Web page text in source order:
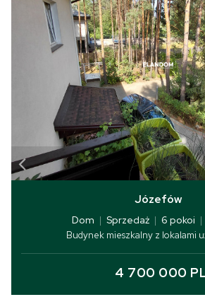
Józefów
Dom | Sprzedaż | 6 pokoi |
Budynek mieszkalny z lokalami
4 700 000